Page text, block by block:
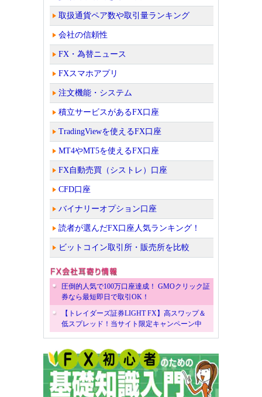
取扱通貨ペア数や取引量ランキング
会社の信頼性
FX・為替ニュース
FXスマホアプリ
注文機能・システム
積立サービスがあるFX口座
TradingViewを使えるFX口座
MT4やMT5を使えるFX口座
FX自動売買（シストレ）口座
CFD口座
バイナリーオプション口座
読者が選んだFX口座人気ランキング！
ビットコイン取引所・販売所を比較
圧倒的人気で100万口座達成！ GMOクリック証
券なら最短即日で取引OK！
【トレイダーズ証券LIGHT FX】高スワップ＆
低スプレッド！当サイト限定キャンペーン中